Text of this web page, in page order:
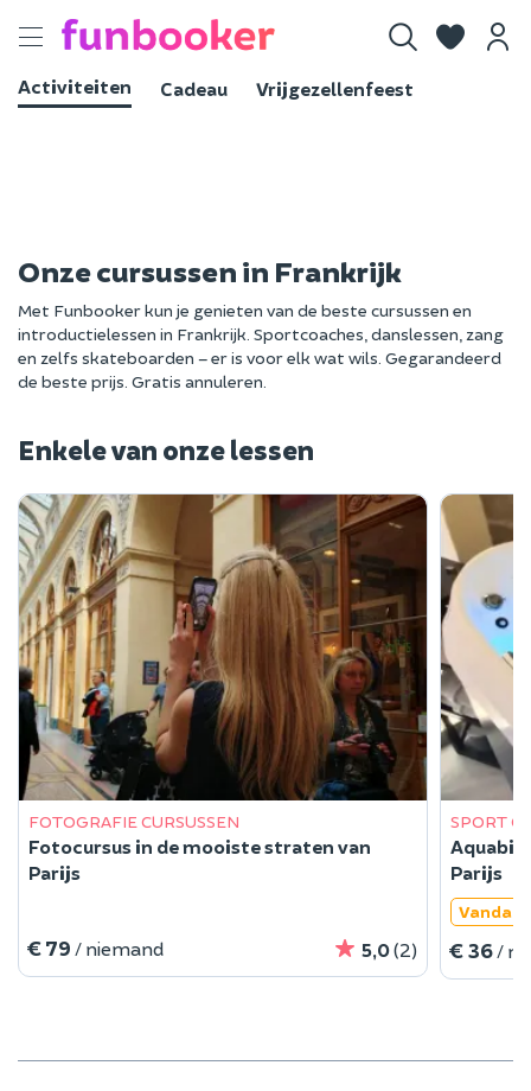
Toggle
Activiteiten
Cadeau Vrijgezellenfeest
Onze cursussen in Frankrijk
Met Funbooker kun je genieten van de beste cursussen en
introductielessen in Frankrijk. Sportcoaches, danslessen, zang
en zelfs skateboarden – er is voor elk wat wils. Gegarandeerd
de beste prijs. Gratis annuleren.
Enkele van onze lessen
FOTOGRAFIE CURSUSSEN
Fotocursus in de mooiste straten van
Parijs
€ 79 / niemand 5,0(2)
SPORT
Parijs
€ 36 /